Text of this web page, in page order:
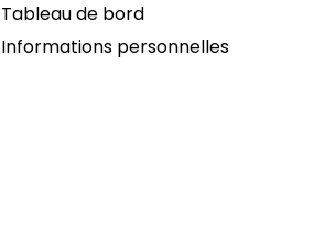
Tableau de bord
Informations personnelles